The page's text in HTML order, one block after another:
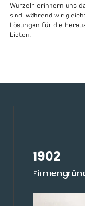
Wurzeln erinnern uns
sind, während wir
Lösungen für die
bieten.
1902